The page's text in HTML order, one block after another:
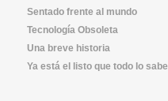
Sentado frente al mundo
Tecnología Obsoleta
Una breve historia
Ya está el listo que todo lo sabe